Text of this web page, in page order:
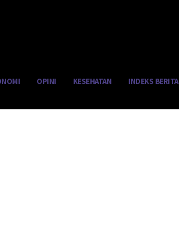
OPINI KESEHATAN INDEKS BERITA